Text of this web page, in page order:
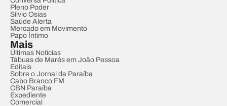
Pleno Poder
Sílvio Osias
Saúde Alerta
Mercado em Movimento
Papo Íntimo
Mais
Últimas Notícias
Tábuas de Marés em João Pessoa
Editais
Sobre o Jornal da Paraíba
Cabo Branco FM
CBN Paraíba
Expediente
Comercial